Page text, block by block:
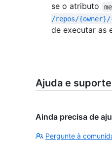
se o atributo
/repos/
de executar as
Ajuda e suporte
Ainda precisa de
Pergunte à